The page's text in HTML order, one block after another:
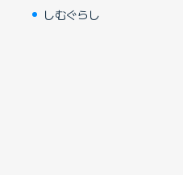
しむぐらし